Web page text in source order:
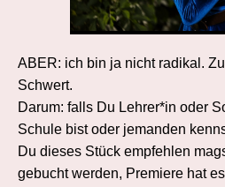
ABER: ich bin ja nicht radikal.
Schwert.
Darum: falls Du Lehrer*in oder
Schule bist oder jemanden
Du dieses Stück empfehlen
gebucht werden, Premiere hat